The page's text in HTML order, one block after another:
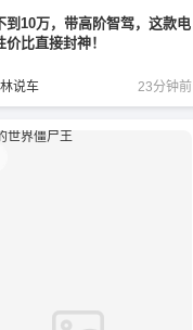
到10万，带高阶智驾，这款电
价比直接封神！
说车 23分钟前